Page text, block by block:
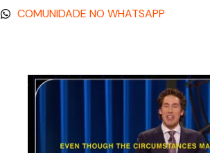
COMUNIDADE NO WHATSAPP